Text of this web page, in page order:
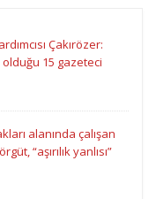
Çakırözer:
olduğu 15 gazeteci
alanında çalışan
“aşırılık yanlısı”